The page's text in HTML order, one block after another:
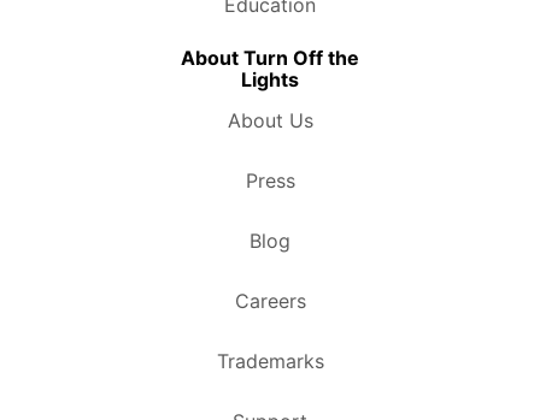
Education
About Turn Off the
Lights
About Us
Press
Blog
Careers
Trademarks